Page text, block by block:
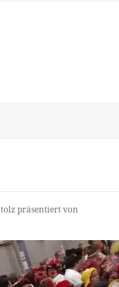
präsentiert von